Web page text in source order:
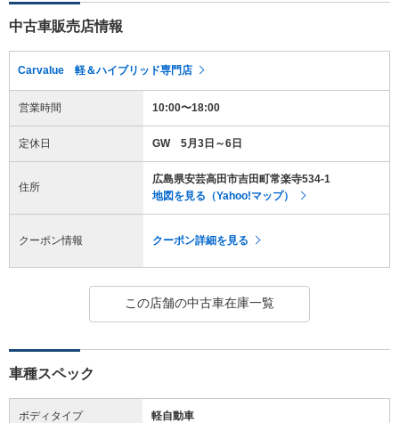
中古車販売店情報
Carvalue 軽＆ハイブリッド専門店
営業時間 10:00〜18:00
定休日 GW 5月3日～6日
住所
広島県安芸高田市吉田町常楽寺534-1
地図を見る（Yahoo!マップ）
クーポン情報 クーポン詳細を見る
この店舗の中古車在庫一覧
車種スペック
ボディタイプ 軽自動車